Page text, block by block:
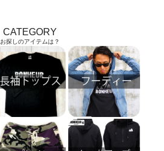
CATEGORY
お探しのアイテムは？